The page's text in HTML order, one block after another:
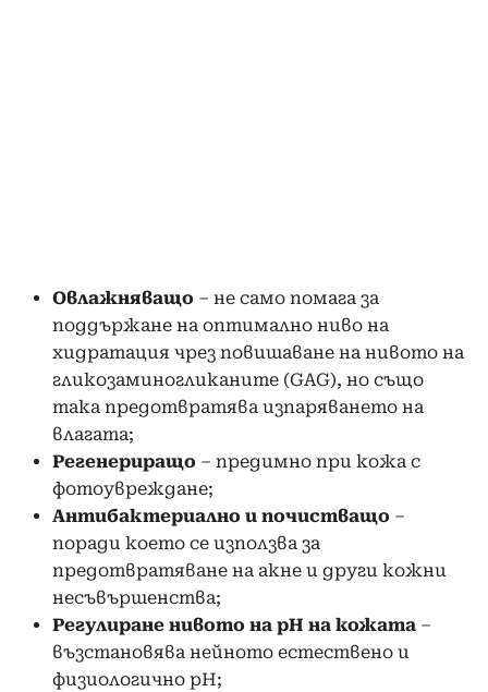
Овлажняващо – не само помага за
поддържане на оптимално ниво на
хидратация чрез повишаване на нивото на
гликозаминогликаните (GAG), но също
така предотвратява изпаряването на
влагата;
Регенериращо – предимно при кожа с
фотоувреждане;
Антибактериално и почистващо –
поради което се използва за
предотвратяване на акне и други кожни
несъвършенства;
Регулиране нивото на pH на кожата –
възстановява нейното естествено и
физиологично pH;